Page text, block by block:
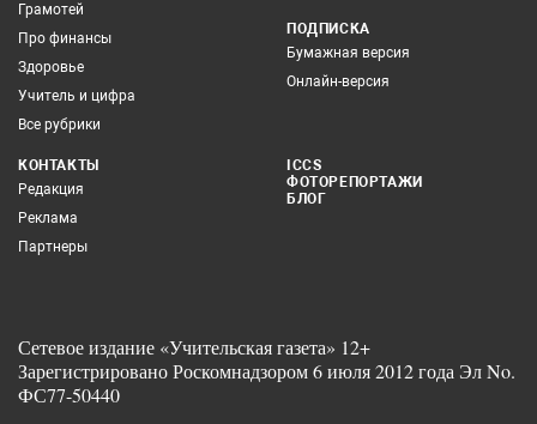
Грамотей
Про финансы
Здоровье
Учитель и цифра
Все рубрики
ПОДПИСКА
Бумажная версия
Онлайн-версия
КОНТАКТЫ
Редакция
Реклама
Партнеры
ICCS
ФОТОРЕПОРТАЖИ
БЛОГ
Сетевое издание «Учительская газета» 12+
Зарегистрировано Роскомнадзором 6 июля 2012 года Эл No.
ФС77-50440